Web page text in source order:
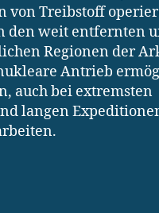
von Treibstoff
den weit entfernten
Regionen der
Antrieb
auch bei extremsten
langen